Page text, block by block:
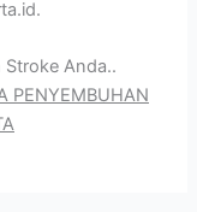
Stroke Anda..
PENYEMBUHAN